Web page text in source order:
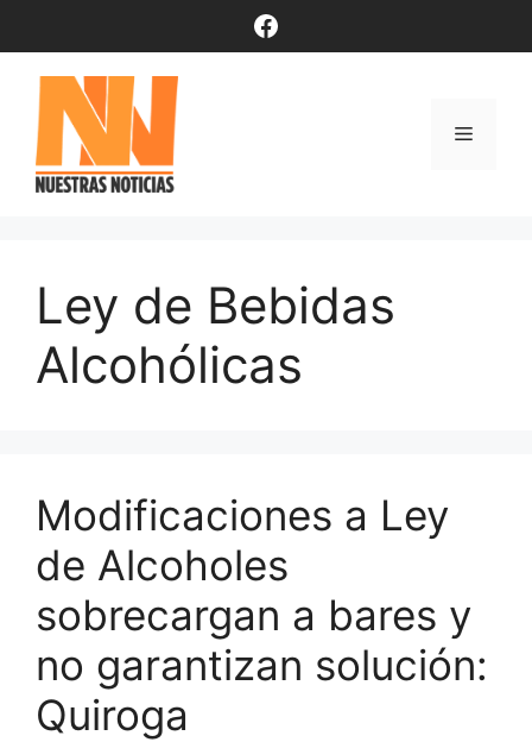
contenido
Facebook
Menú
Ley de Bebidas
Alcohólicas
Modificaciones a Ley
de Alcoholes
sobrecargan a bares y
no garantizan solución:
Quiroga